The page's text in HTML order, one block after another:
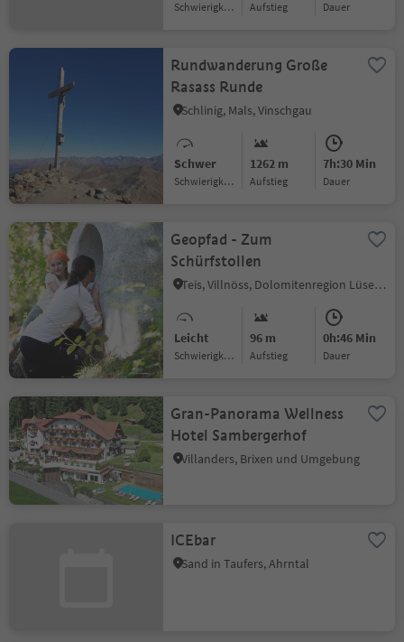
Schwierigkeitsgrad Aufstieg Dauer
Rundwanderung Große
Rasass Runde
Schlinig, Mals, Vinschgau
Schwer
Schwierigkeitsgrad
1262 m
Aufstieg
7h:30 Min
Dauer
Geopfad - Zum
Schürfstollen
Teis, Villnöss, Dolomitenregion Lüsen Villnöss
Leicht
Schwierigkeitsgrad
96 m
Aufstieg
0h:46 Min
Dauer
Gran-Panorama Wellness
Hotel Sambergerhof
Villanders, Brixen und Umgebung
ICEbar
Sand in Taufers, Ahrntal